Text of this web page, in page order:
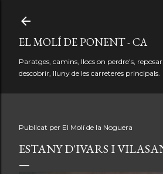
EL MOLÍ DE PONENT - CA
Paratges, camins, llocs on perdre's,
descobrir, lluny de les carreteres principals.
Publicat per El Molí de la Noguera
ESTANY D'IVARS I